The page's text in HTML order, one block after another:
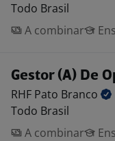
Todo Brasil
A combinar
Gestor (A) De
RHF Pato Branco
Todo Brasil
A combinar